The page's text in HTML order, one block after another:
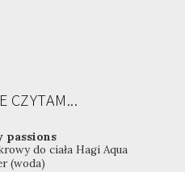
CZYTAM...
passions
do ciała Hagi Aqua
(woda)